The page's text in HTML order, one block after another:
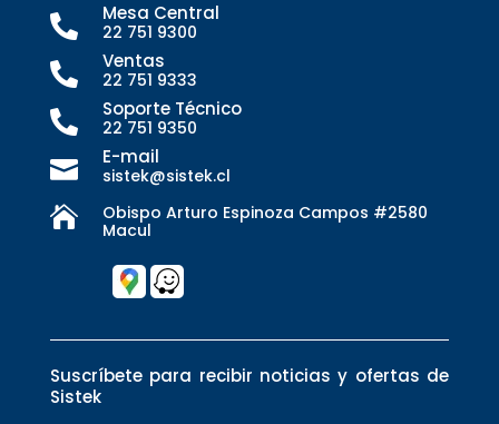
 Mesa Central
22 751 9300
 Ventas
22 751 9333
 Soporte Técnico
22 751 9350
 E-mail
sistek@sistek.cl

Obispo Arturo Espinoza Campos #2580
Macul
Suscríbete para recibir noticias y ofertas de
Sistek